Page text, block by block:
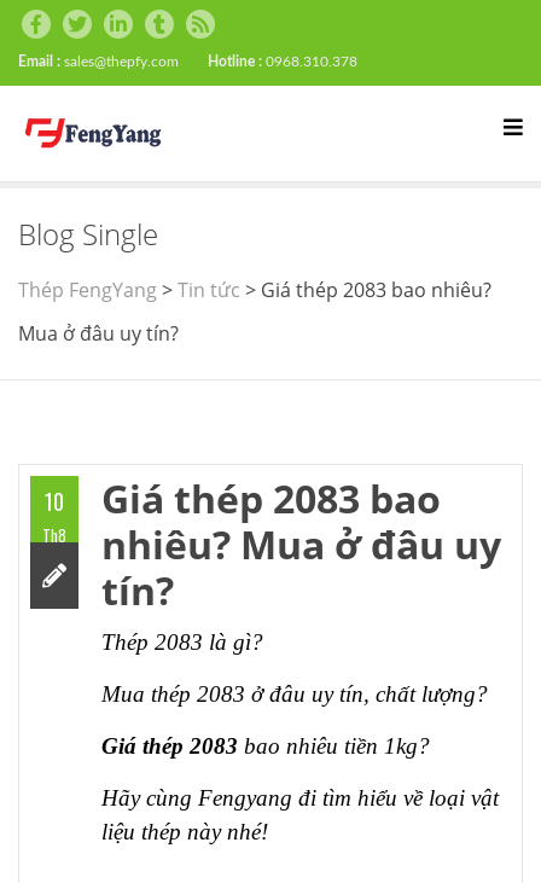
Email : sales@thepfy.com Hotline : 0968.310.378
Blog Single
Thép FengYang>Tin tức > Giá thép 2083 bao nhiêu?
Mua ở đâu uy tín?
10
Th8
Giá thép 2083 bao
nhiêu? Mua ở đâu uy
tín?
Thép 2083 là gì?
Mua thép 2083 ở đâu uy tín, chất lượng?
Giá thép 2083 bao nhiêu tiền 1kg?
Hãy cùng Fengyang đi tìm hiểu về loại vật
liệu thép này nhé!